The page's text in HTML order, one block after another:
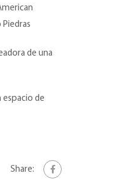
Piedras
de una
espacio de
Share: